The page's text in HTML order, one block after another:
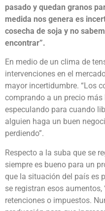
pasado y quedan granos
medida nos genera es
cosecha de soja y no
encontrar”.
En medio de un clima de
intervenciones en el
mayor incertidumbre. “Los
comprando a un precio
especulando para cuando
alguien haga un buen
perdiendo”.
Respecto a la suba que se
siempre es bueno para un
que la situación del país es
se registran esos
retenciones o impuestos.